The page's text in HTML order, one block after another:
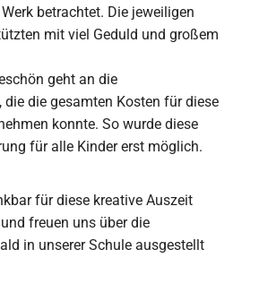
betrachtet. Die jeweiligen
mit viel Geduld und großem
geht an die
die gesamten Kosten für diese
konnte. So wurde diese
für alle Kinder erst möglich.
für diese kreative Auszeit
freuen uns über die
in unserer Schule ausgestellt